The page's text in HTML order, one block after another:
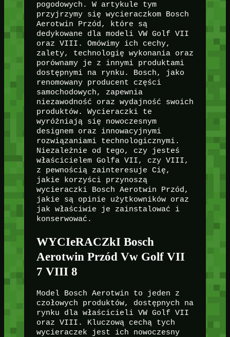
pogodowych. W artykule tym
przyjrzymy się wycieraczkom Bosch
Aerotwin Przód, które są
dedykowane dla modeli VW Golf VII
oraz VIII. Omówimy ich cechy,
zalety, technologię wykonania oraz
porównamy je z innymi produktami
dostępnymi na rynku. Bosch, jako
renomowany producent części
samochodowych, zapewnia
niezawodność oraz wydajność swoich
produktów. Wycieraczki te
wyróżniają się nowoczesnym
designem oraz innowacyjnymi
rozwiązaniami technologicznymi.
Niezależnie od tego, czy jesteś
właścicielem Golfa VII, czy VIII,
z pewnością zainteresuje Cię,
jakie korzyści przynoszą
wycieraczki Bosch Aerotwin Przód,
jakie są opinie użytkowników oraz
jak właściwie je zainstalować i
konserwować.
WYCIeRACZkI Bosch
Aerotwin Przód Vw Golf VII
7 VIII 8
Model Bosch Aerotwin to jeden z
czołowych produktów, dostępnych na
rynku dla właścicieli VW Golf VII
oraz VIII. Kluczową cechą tych
wycieraczek jest ich nowoczesny